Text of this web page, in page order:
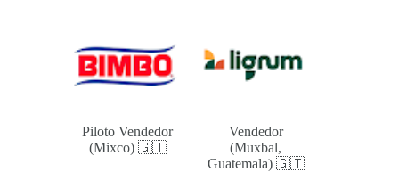
Piloto Vendedor
(Mixco) 🇬🇹
Vendedor
(Muxbal,
Guatemala) 🇬🇹